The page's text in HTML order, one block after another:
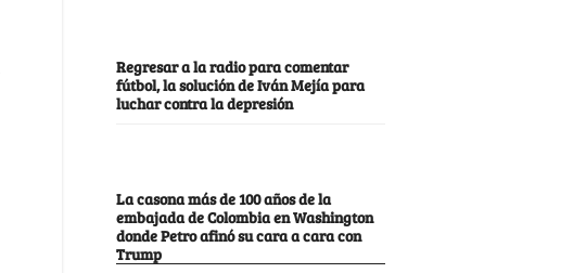
Regresar a la radio para comentar
fútbol, la solución de Iván Mejía para
luchar contra la depresión
La casona más de 100 años de la
embajada de Colombia en Washington
donde Petro afinó su cara a cara con
Trump